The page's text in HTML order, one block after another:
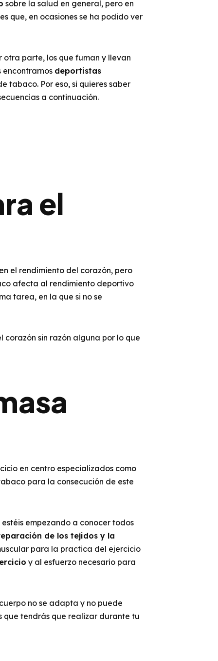
sobre la salud en general, pero en
que, en ocasiones se ha podido ver
parte, los que fuman y llevan
encontrarnos deportistas
tabaco. Por eso, si quieres saber
a continuación.
el
el rendimiento del corazón, pero
afecta al rendimiento deportivo
tarea, en la que si no se
sin razón alguna por lo que
en centro especializados como
para la consecución de este
empezando a conocer todos
de los tejidos y la
para la practica del ejercicio
y al esfuerzo necesario para
no se adapta y no puede
tendrás que realizar durante tu